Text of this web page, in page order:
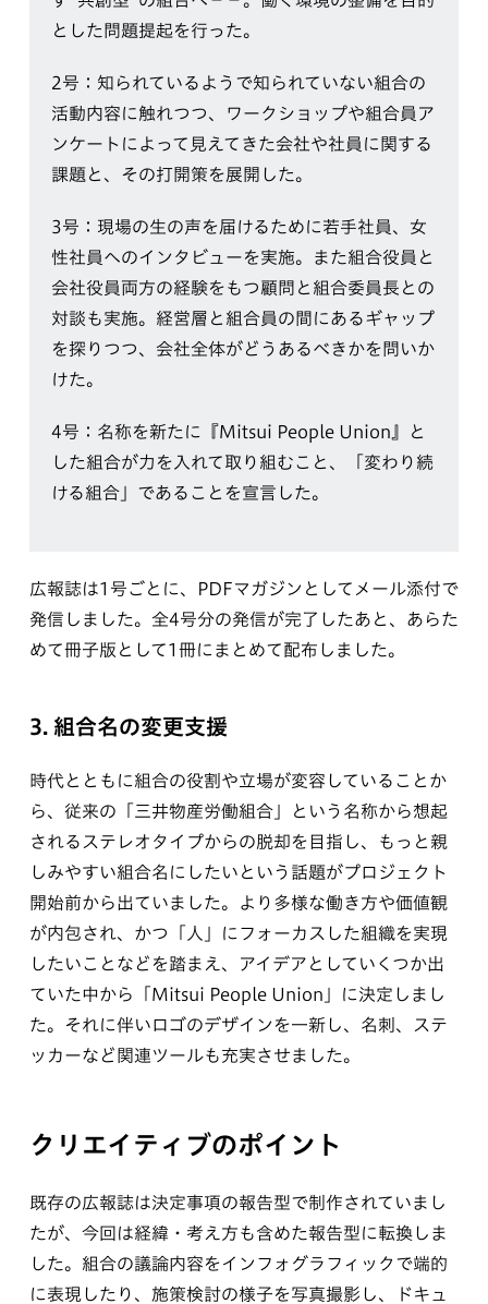
とした問題提起を行った。
2号：知られているようで知られていない組合の
活動内容に触れつつ、ワークショップや組合員ア
ンケートによって見えてきた会社や社員に関する
課題と、その打開策を展開した。
3号：現場の生の声を届けるために若手社員、女
性社員へのインタビューを実施。また組合役員と
会社役員両方の経験をもつ顧問と組合委員長との
対談も実施。経営層と組合員の間にあるギャップ
を探りつつ、会社全体がどうあるべきかを問いか
けた。
4号：名称を新たに『Mitsui People Union』と
した組合が力を入れて取り組むこと、「変わり続
ける組合」であることを宣言した。
広報誌は1号ごとに、PDFマガジンとしてメール添付で
発信しました。全4号分の発信が完了したあと、あらた
めて冊子版として1冊にまとめて配布しました。
3. 組合名の変更支援
時代とともに組合の役割や立場が変容していることか
ら、従来の「三井物産労働組合」という名称から想起
されるステレオタイプからの脱却を目指し、もっと親
しみやすい組合名にしたいという話題がプロジェクト
開始前から出ていました。より多様な働き方や価値観
が内包され、かつ「人」にフォーカスした組織を実現
したいことなどを踏まえ、アイデアとしていくつか出
ていた中から「Mitsui People Union」に決定しまし
た。それに伴いロゴのデザインを一新し、名刺、ステ
ッカーなど関連ツールも充実させました。
クリエイティブのポイント
既存の広報誌は決定事項の報告型で制作されていまし
たが、今回は経緯・考え方も含めた報告型に転換しま
した。組合の議論内容をインフォグラフィックで端的
に表現したり、施策検討の様子を写真撮影し、ドキュ